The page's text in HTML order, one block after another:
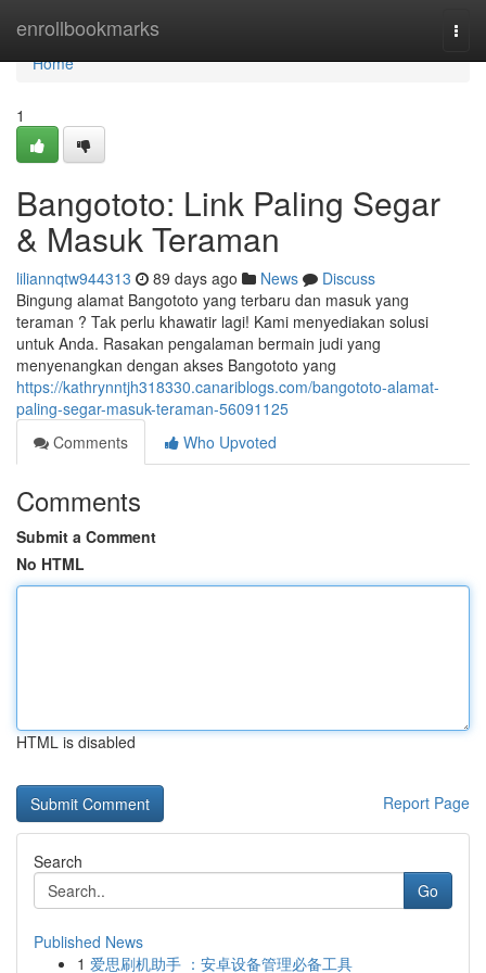
enrollbookmarks
Home
Home
1
Bangototo: Link Paling Segar
& Masuk Teraman
liliannqtw944313 89 days ago News
Discuss
Bingung alamat Bangototo yang terbaru dan masuk yang
teraman ? Tak perlu khawatir lagi! Kami menyediakan solusi
untuk Anda. Rasakan pengalaman bermain judi yang
menyenangkan dengan akses Bangototo yang
https://kathrynntjh318330.canariblogs.com/bangototo-alamat-
paling-segar-masuk-teraman-56091125
Comments
Who Upvoted
Comments
Submit a Comment
No HTML
HTML is disabled
Report Page
Search
Go
Published News
1 爱思刷机助手 ：安卓设备管理必备工具